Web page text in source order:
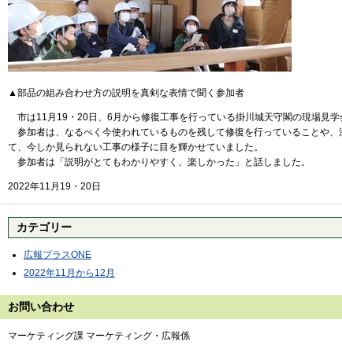
▲部品の組み合わせ方の説明を真剣な表情で聞く参加者
市は11月19・20日、6月から修復工事を行っている掛川城天守閣の現場見
参加者は、なるべく今使われているものを残して修復を行っていることや
て、今しか見られない工事の様子に目を輝かせていました。
参加者は「説明がとてもわかりやすく、楽しかった」と話しました。
2022年11月19・20日
カテゴリー
広報プラスONE
2022年11月から12月
お問い合わせ
マーケティング課 マーケティング・広報係